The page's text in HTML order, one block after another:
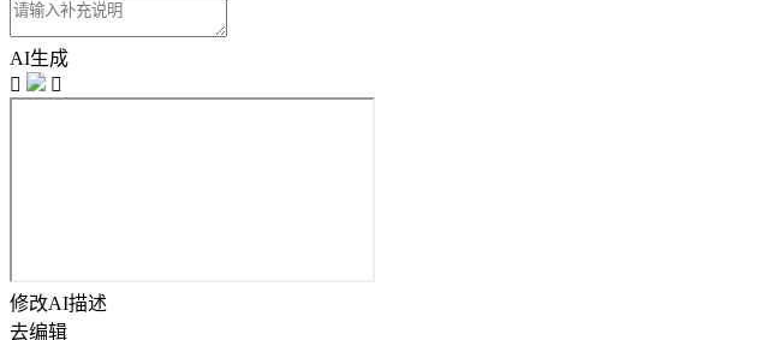
AI生成


修改AI描述
去编辑